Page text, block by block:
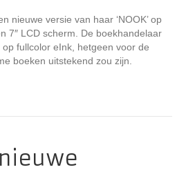
nieuwe versie van haar ‘NOOK’ op
7″ LCD scherm. De boekhandelaar
fullcolor eInk, hetgeen voor de
boeken uitstekend zou zijn.